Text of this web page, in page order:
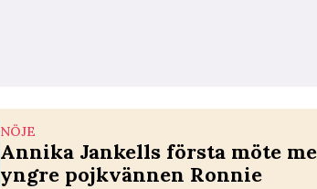
NÖJE
Annika Jankells första möte
yngre pojkvännen Ronnie